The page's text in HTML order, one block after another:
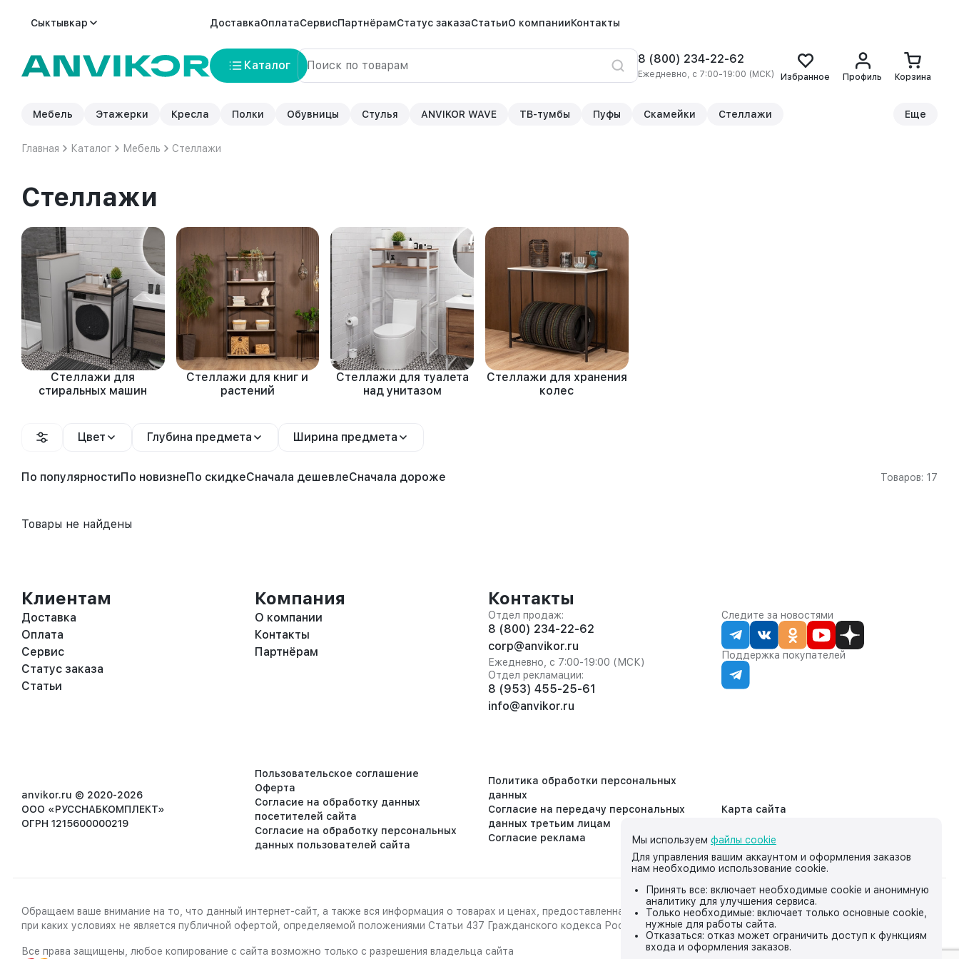
Сыктывкар ДоставкаОплатаСервисПартнёрамСтатус заказаСтатьиО компанииКонтакты
Каталог 8 (800) 234-22-62
Ежедневно, с 7:00-19:00 (МСК) Избранное Профиль Корзина
Мебель Этажерки Кресла Полки Обувницы Стулья ANVIKOR WAVE ТВ-тумбы Пуфы Скамейки Стеллажи Еще
Главная Каталог Мебель Стеллажи
Стеллажи
Стеллажи для
стиральных машин
Стеллажи для книг и
растений
Стеллажи для туалета
над унитазом
Стеллажи для хранения
колес
Цвет Глубина предмета Ширина предмета
По популярностиПо новизнеПо скидкеСначала дешевлеСначала дороже Товаров: 17
Товары не найдены
Клиентам
Доставка
Оплата
Сервис
Статус заказа
Статьи
Компания
О компании
Контакты
Партнёрам
Контакты
Отдел продаж:
8 (800) 234-22-62
corp@anvikor.ru
Ежедневно, с 7:00-19:00 (МСК)
Отдел рекламации:
8 (953) 455-25-61
info@anvikor.ru
Следите за новостями
Поддержка покупателей
anvikor.ru © 2020-2026
ООО «РУССНАБКОМПЛЕКТ»
ОГРН 1215600000219
Пользовательское соглашение
Оферта
Согласие на обработку данных
посетителей сайта
Согласие на обработку персональных
данных пользователей сайта
Политика обработки персональных
данных
Согласие на передачу персональных
данных третьим лицам
Согласие реклама
Карта сайта
Обращаем ваше внимание на то, что данный интернет-сайт, а также вся информация о товарах и ценах, предоставленная на нём, носит исключительно информационный характер и ни
при каких условиях не является публичной офертой, определяемой положениями Статьи 437 Гражданского кодекса Российской Федерации.
Все права защищены, любое копирование с сайта возможно только с разрешения владельца сайта
Мы используем файлы cookie
Для управления вашим аккаунтом и оформления заказов
нам необходимо использование cookie.
Принять все: включает необходимые cookie и анонимную
аналитику для улучшения сервиса.
Только необходимые: включает только основные cookie,
нужные для работы сайта.
Отказаться: отказ может ограничить доступ к функциям
входа и оформления заказов.